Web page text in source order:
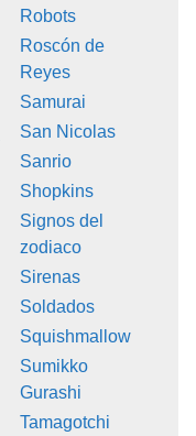
Robots
Roscón de
Reyes
Samurai
San Nicolas
Sanrio
Shopkins
Signos del
zodiaco
Sirenas
Soldados
Squishmallow
Sumikko
Gurashi
Tamagotchi